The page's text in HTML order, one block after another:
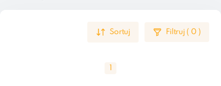
Sortuj Filtruj ( 0 )